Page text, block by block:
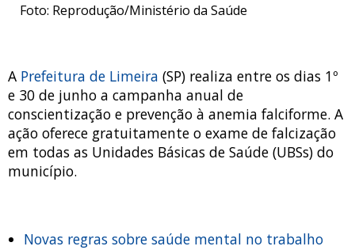
Foto: Reprodução/Ministério da Saúde
A Prefeitura de Limeira (SP) realiza entre os dias 1º
e 30 de junho a campanha anual de
conscientização e prevenção à anemia falciforme. A
ação oferece gratuitamente o exame de falcização
em todas as Unidades Básicas de Saúde (UBSs) do
município.
Novas regras sobre saúde mental no trabalho